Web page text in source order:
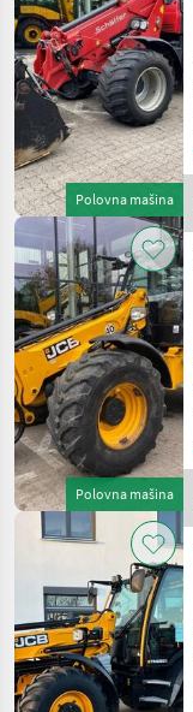
Polovna mašina
Polovna mašina